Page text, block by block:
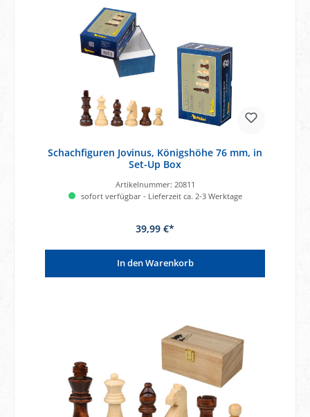
Schachfiguren Jovinus, Königshöhe 76 mm, in
Set-Up Box
Artikelnummer: 20811
sofort verfügbar - Lieferzeit ca. 2-3 Werktage
39,99 €*
In den Warenkorb